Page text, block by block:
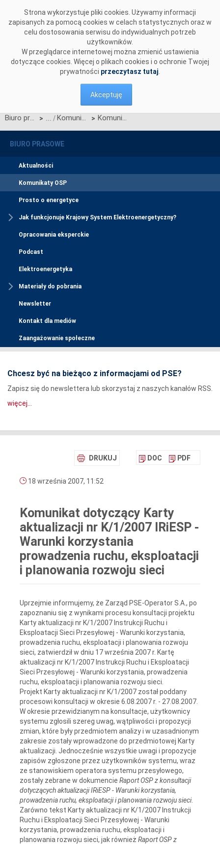
Strona wykorzystuje pliki cookies. Używamy informacji
zapisanych za pomocą cookies w celach statystycznych oraz w
celu dostosowania serwisu do indywidualnych potrzeb
użytkowników.
W przeglądarce internetowej można zmienić ustawienia
dotyczące cookies. Więcej o plikach cookies i o ochronie Twojej
prywatności przeczytasz tutaj
Akceptuję
Biuro prasowe > Komunikaty OSP > Komunikat dotyczący Karty aktualizacji nr K/1/2007 IRiESP - Warunki korzystania prowadzenia ruchu, eksploatacji i planowania rozwoju sieci
BIURO PRASOWE
Aktualności
Komunikaty OSP
Prosto o energetyce
Jak funkcjonuje Krajowy System Elektroenergetyczny?
Opracowania eksperckie
Podcast
Elektroenergetyka
Materiały do pobrania
Newsletter
Kontakt dla mediów
Zaangażowanie społeczne
Chcesz być na bieżąco z informacjami od PSE?
Zapisz się do newslettera lub skorzystaj z naszych kanałów RSS.
więcej...
DRUKUJ DOC PDF
18 września 2007, 11:52
Komunikat dotyczący Karty
aktualizacji nr K/1/2007 IRiESP -
Warunki korzystania
prowadzenia ruchu, eksploatacji
i planowania rozwoju sieci
Uprzejmie informujemy, że Zarząd PSE-Operator S.A., po
zapoznaniu się z wynikami procesu konsultacji projektu
Karty aktualizacji nr K/1/2007 Instrukcji Ruchu i
Eksploatacji Sieci Przesyłowej - Warunki korzystania,
prowadzenia ruchu, eksploatacji i planowania rozwoju
sieci, zatwierdził w dniu 17 września 2007 r. Kartę
aktualizacji nr K/1/2007 Instrukcji Ruchu i Eksploatacji
Sieci Przesyłowej - Warunki korzystania, prowadzenia
ruchu, eksploatacji i planowania rozwoju sieci.
Projekt Karty aktualizacji nr K/1/2007 został poddany
procesowi konsultacji w okresie 6.08.2007 r. - 27.08.2007.
W okresie przewidzianym na konsultacje, użytkownicy
systemu zgłosili szereg uwag, wątpliwości i propozycji
zmian, które były przedmiotem analizy i w uzasadnionym
zakresie zostały wprowadzone do przedmiotowej Karty
aktualizacji. Jednocześnie wszystkie uwagi i propozycje
zapisów zgłoszone przez użytkowników systemu, wraz
ze stanowiskiem operatora systemu przesyłowego,
zostały zebrane w dokumencie Raport OSP z konsultacji
dotyczących aktualizacji IRiESP - Warunki korzystania,
prowadzenia ruchu, eksploatacji i planowania rozwoju sieci.
Zarówno tekst Karty aktualizacji nr K/1/2007 Instrukcji
Ruchu i Eksploatacji Sieci Przesyłowej - Warunki
korzystania, prowadzenia ruchu, eksploatacji i
planowania rozwoju sieci, jak również Raport OSP z